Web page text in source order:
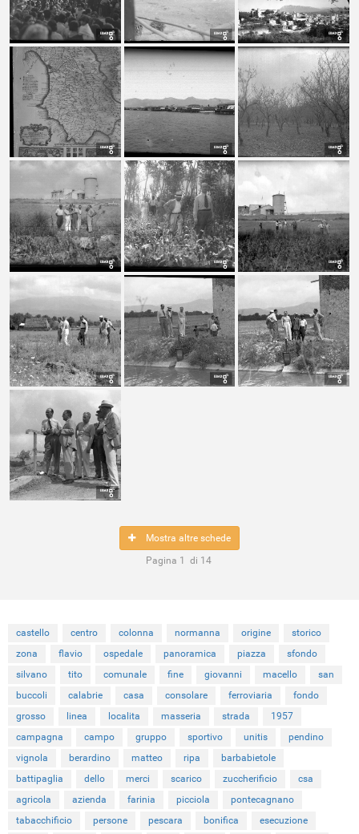
Mostra altre schede
Pagina 1 di 14
castello centro colonna normanna origine
storico
zona
flavio ospedale panoramica piazza
sfondo
silvano
tito comunale fine giovanni macello
san
buccoli
calabrie casa consolare ferroviaria
fondo
grosso
linea localita masseria strada
1957
campagna
campo gruppo sportivo unitis
pendino
vignola
berardino matteo ripa
barbabietole
battipaglia
dello merci scarico zuccherificio
csa
agricola
azienda farinia picciola
pontecagnano
tabacchificio
persone pescara bonifica esecuzione